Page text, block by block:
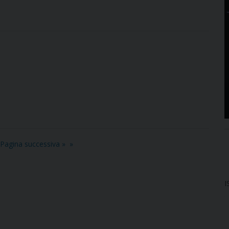
Pagina successiva »